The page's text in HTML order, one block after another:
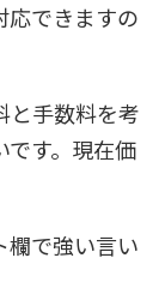
応できますの
と手数料を考
です。現在価
欄で強い言い